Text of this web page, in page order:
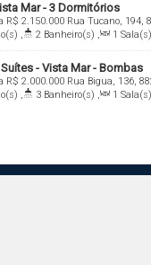
Mar - 3 Dormitórios
R$ 2.150.000 Rua Tucano, 194,
Catarina, Brasil
, 2 Banheiro(s) , 1 Sala(s)
, 2 Vaga(s)
- Vista Mar - Bombas
R$ 2.000.000 Rua Bigua, 136,
Catarina, Brasil
, 3 Banheiro(s) , 1 Sala(s)